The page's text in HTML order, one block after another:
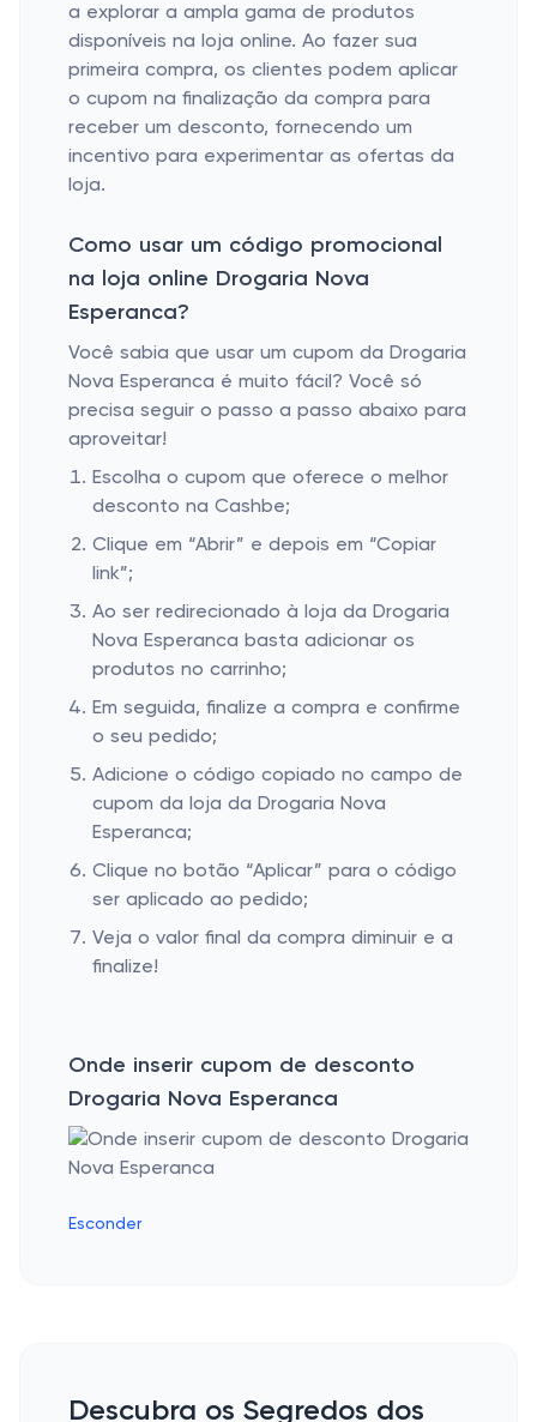
a explorar a ampla gama de produtos
disponíveis na loja online. Ao fazer sua
primeira compra, os clientes podem aplicar
o cupom na finalização da compra para
receber um desconto, fornecendo um
incentivo para experimentar as ofertas da
loja.
Como usar um código promocional
na loja online Drogaria Nova
Esperanca?
Você sabia que usar um cupom da Drogaria
Nova Esperanca é muito fácil? Você só
precisa seguir o passo a passo abaixo para
aproveitar!
Escolha o cupom que oferece o melhor
desconto na Cashbe;
Clique em “Abrir” e depois em “Copiar
link”;
Ao ser redirecionado à loja da Drogaria
Nova Esperanca basta adicionar os
produtos no carrinho;
Em seguida, finalize a compra e confirme
o seu pedido;
Adicione o código copiado no campo de
cupom da loja da Drogaria Nova
Esperanca;
Clique no botão “Aplicar” para o código
ser aplicado ao pedido;
Veja o valor final da compra diminuir e a
finalize!
Onde inserir cupom de desconto
Drogaria Nova Esperanca
Esconder
Descubra os Segredos dos